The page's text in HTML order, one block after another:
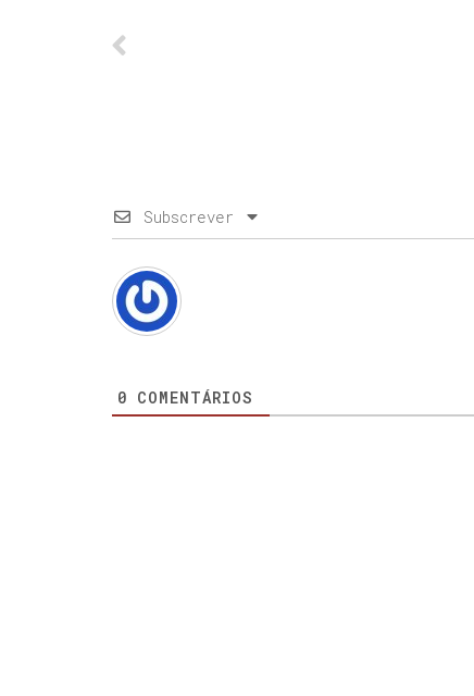
Subscrever
0 COMENTÁRIOS